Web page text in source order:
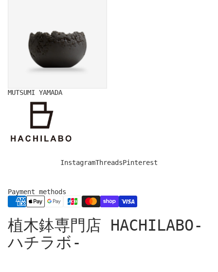
MUTSUMI YAMADA
InstagramThreadsPinterest
Payment methods
植木鉢専門店 HACHILABO-
ハチラボ-
Privacy policy
Legal notice
Refund policy
Shipping policy